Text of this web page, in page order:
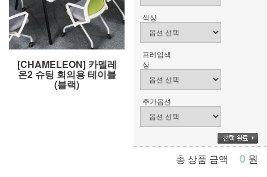
[CHAMELEON] 카멜레
온2 슈팅 회의용 테이블
(블랙)
색상
프레임색
상
추가옵션
총 상품 금액 0 원